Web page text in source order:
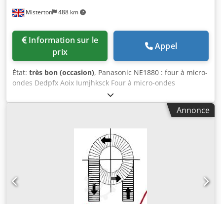
Misterton 488 km
prix
Appel
État: très bon (occasion), Panasonic NE1880 : four à micro-
ondes Dedpfx Aoix Iumjhksck Four à micro-ondes
professionnel Panasonic Pro II en acier inoxydable, doté de
commandes programmables, d’un écran numérique clair,
de 16 programmes, d’une capacité de 44 litres et d’une
Annonce